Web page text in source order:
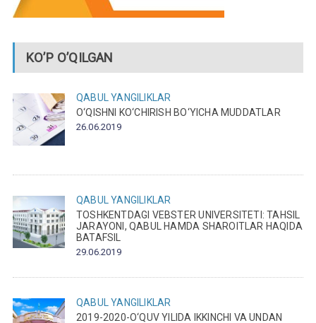
KO’P O’QILGAN
QABUL YANGILIKLAR
O‘QISHNI KO‘CHIRISH BO‘YICHA MUDDATLAR
26.06.2019
QABUL YANGILIKLAR
TOSHKENTDAGI VEBSTER UNIVERSITETI: TAHSIL
JARAYONI, QABUL HAMDA SHAROITLAR HAQIDA
BATAFSIL
29.06.2019
QABUL YANGILIKLAR
2019-2020-O‘QUV YILIDA IKKINCHI VA UNDAN